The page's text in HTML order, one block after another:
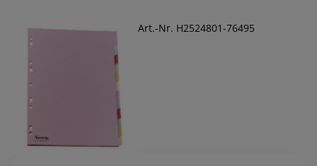
Art.-Nr. H2524801-76495